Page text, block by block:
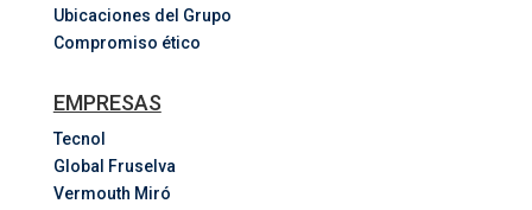
Ubicaciones del Grupo
Compromiso ético
EMPRESAS
Tecnol
Global Fruselva
Vermouth Miró